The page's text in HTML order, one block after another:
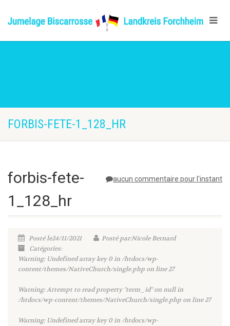
FORBIS-FETE-1_128_HR
aucun commentaire pour l'instant
forbis-fete-
1_128_hr
Posté le24/11/2021
Posté par:Nicole Bernard
Catégories:
Warning: Undefined array key 0 in/htdocs/wp-
content/themes/NativeChurch/single.php on line27
Warning: Attempt to read property "term_id" on null in
/htdocs/wp-content/themes/NativeChurch/single.php on line27
Warning: Undefined array key 0 in/htdocs/wp-